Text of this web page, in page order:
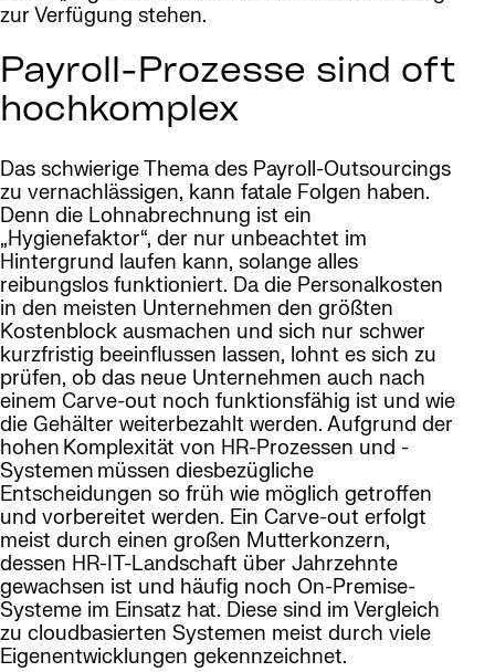
zur Verfügung stehen.
Payroll-Prozesse sind oft
hochkomplex
Das schwierige Thema des Payroll-Outsourcings
zu vernachlässigen, kann fatale Folgen haben.
Denn die Lohnabrechnung ist ein
„Hygienefaktor“, der nur unbeachtet im
Hintergrund laufen kann, solange alles
reibungslos funktioniert. Da die Personalkosten
in den meisten Unternehmen den größten
Kostenblock ausmachen und sich nur schwer
kurzfristig beeinflussen lassen, lohnt es sich zu
prüfen, ob das neue Unternehmen auch nach
einem Carve-out noch funktionsfähig ist und wie
die Gehälter weiterbezahlt werden. Aufgrund der
hohen Komplexität von HR-Prozessen und -
Systemen müssen diesbezügliche
Entscheidungen so früh wie möglich getroffen
und vorbereitet werden. Ein Carve-out erfolgt
meist durch einen großen Mutterkonzern,
dessen HR-IT-Landschaft über Jahrzehnte
gewachsen ist und häufig noch On-Premise-
Systeme im Einsatz hat. Diese sind im Vergleich
zu cloudbasierten Systemen meist durch viele
Eigenentwicklungen gekennzeichnet.